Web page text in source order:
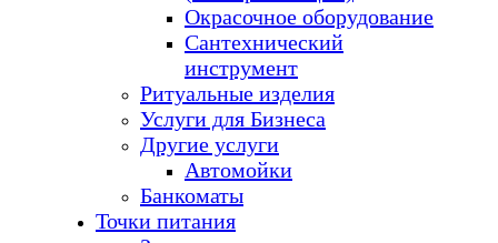
Окрасочное оборудование
Сантехнический
инструмент
Ритуальные изделия
Услуги для Бизнеса
Другие услуги
Автомойки
Банкоматы
Точки питания